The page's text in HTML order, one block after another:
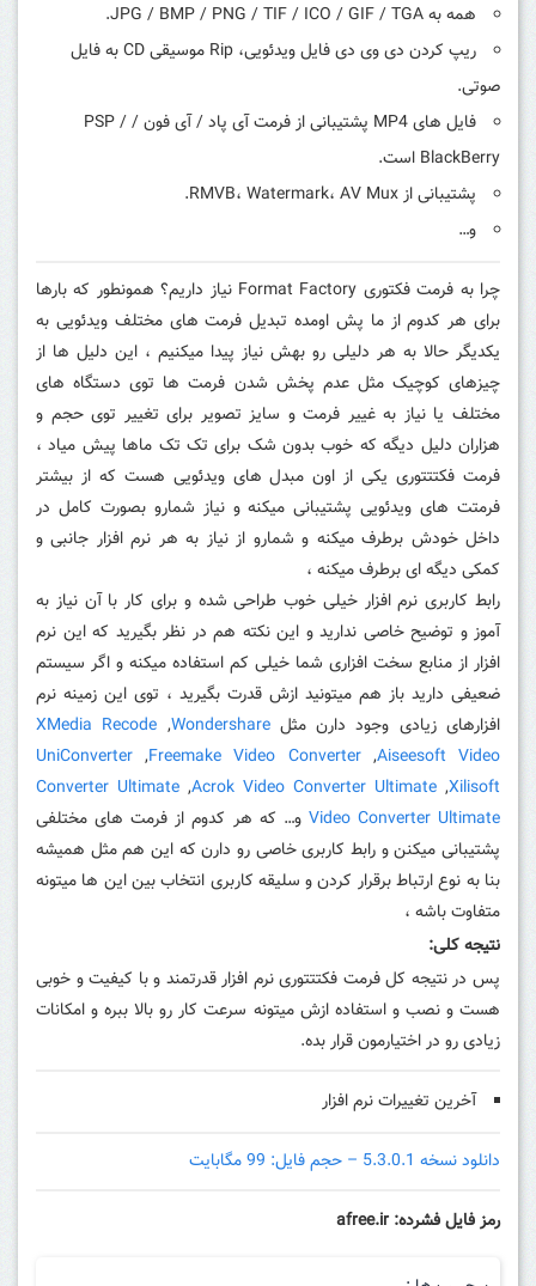
همه به JPG / BMP / PNG / TIF / ICO / GIF / TGA.
ریپ کردن دی وی دی
فایل ویدئویی، Rip موسیقی CD به فایل
صوتی.
فایل های MP4 پشتیبانی از فرمت آی پاد / آی فون / PSP /
BlackBerry است.
پشتیبانی از RMVB، Watermark، AV Mux.
و…
چرا به فرمت فکتوری Format Factory نیاز داریم؟ همونطور که بارها
برای هر کدوم از ما پش اومده تبدیل فرمت های مختلف ویدئویی به
یکدیگر حالا به هر دلیلی رو بهش نیاز پیدا میکنیم ، این دلیل ها از
چیزهای کوچیک مثل عدم پخش شدن فرمت ها توی دستگاه های
مختلف یا نیاز به غییر فرمت و سایز تصویر برای تغییر توی حجم و
هزاران دلیل دیگه که خوب بدون شک برای تک تک ماها پیش میاد ،
فرمت فکتتتوری یکی از اون مبدل های ویدئویی هست که از بیشتر
فرمتت های ویدئویی پشتیبانی میکنه و نیاز شمارو بصورت کامل در
داخل خودش برطرف میکنه و شمارو از نیاز به هر نرم افزار جانبی و
کمکی دیگه ای برطرف میکنه ،
رابط کاربری نرم افزار خیلی خوب طراحی شده و برای کار با آن نیاز به
آموز و توضیح خاصی ندارید و این نکته هم در نظر بگیرید که این نرم
افزار از منابع سخت افزاری شما خیلی کم استفاده میکنه و اگر سیستم
ضعیفی دارید باز هم میتونید ازش قدرت بگیرید ، توی این زمینه نرم
افزارهای زیادی وجود دارن مثل
XMedia Recode ,Wondershare
UniConverter ,Freemake Video Converter,Aiseesoft Video
Converter Ultimate ,Acrok Video Converter Ultimate ,Xilisoft
Video Converter Ultimate و… که هر کدوم از فرمت های مختلفی
پشتیبانی میکنن و رابط کاربری خاصی رو دارن که این هم مثل همیشه
بنا به نوع ارتباط برقرار کردن و سلیقه کاربری انتخاب بین این ها میتونه
متفاوت باشه ،
نتیجه کلی:
پس در نتیجه کل فرمت فکتتتوری نرم افزار قدرتمند و با کیفیت و خوبی
هست و نصب و استفاده ازش میتونه سرعت کار رو بالا ببره و امکانات
زیادی رو در اختیارمون قرار بده.
آخرین تغییرات نرم افزار
دانلود نسخه 5.3.0.1 – حجم فایل: 99 مگابایت
رمز فایل فشرده: afree.ir